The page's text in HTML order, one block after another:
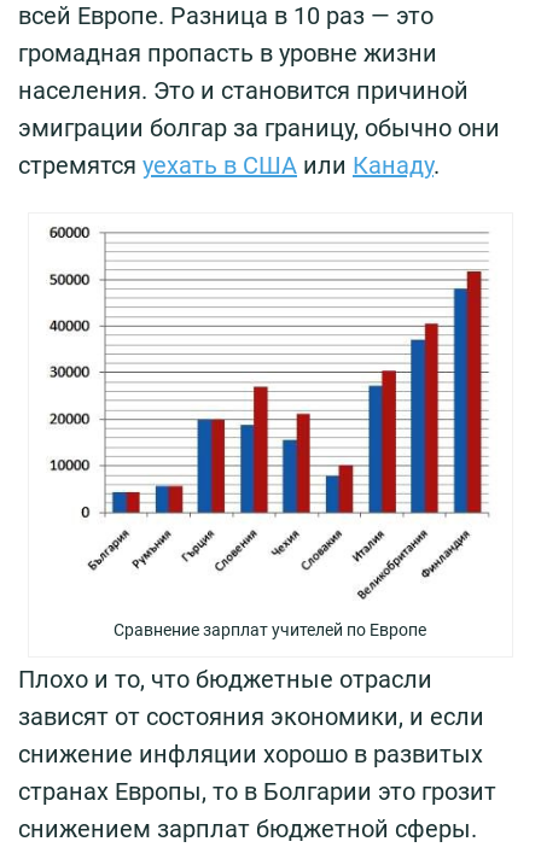
всей Европе. Разница в 10 раз — это
громадная пропасть в уровне жизни
населения. Это и становится причиной
эмиграции болгар за границу, обычно они
стремятся уехать в США или Канаду.
Сравнение зарплат учителей по Европе
Плохо и то, что бюджетные отрасли
зависят от состояния экономики, и если
снижение инфляции хорошо в развитых
странах Европы, то в Болгарии это грозит
снижением зарплат бюджетной сферы.